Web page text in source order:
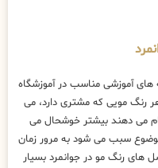
های آموزشی مناسب در آموزشگاه
رنگ مویی که مشتری دارد، می
می دهند بیشتر خوشحال می
سبب می شود به مرور زمان
های رنگ مو در جوانمرد بسیار